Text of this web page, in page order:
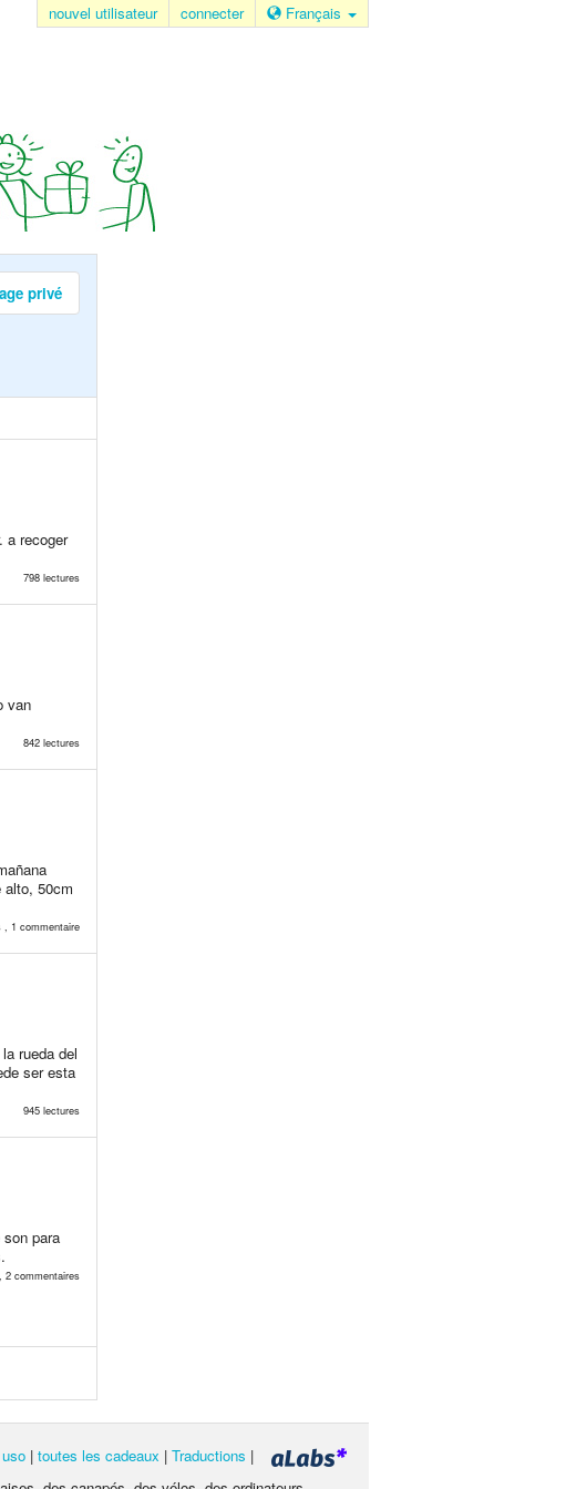
nouvel utilisateur connecter Français
privé
a recoger
798 lectures
van
842 lectures
50cm
, 1 commentaire
rueda del
ser esta
945 lectures
para
2 commentaires
| toutes les cadeaux | Traductions |